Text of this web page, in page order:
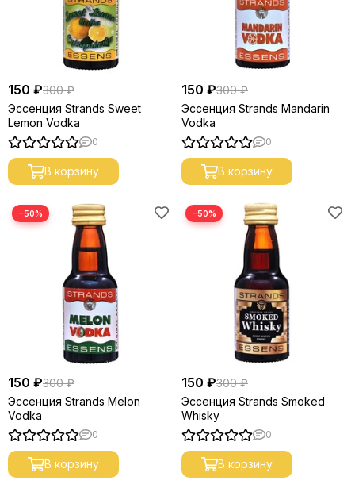
150 ₽300 ₽
Эссенция Strands Sweet
Lemon Vodka
0
В корзину
150 ₽300 ₽
Эссенция Strands Mandarin
Vodka
0
В корзину
−50%
150 ₽300 ₽
Эссенция Strands Melon
Vodka
0
В корзину
−50%
150 ₽300 ₽
Эссенция Strands Smoked
Whisky
0
В корзину